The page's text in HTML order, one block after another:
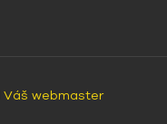
Váš webmaster